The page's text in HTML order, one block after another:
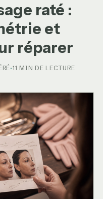
raté :
et
réparer
·11 MIN DE LECTURE